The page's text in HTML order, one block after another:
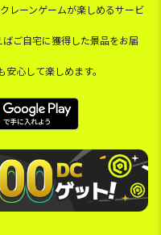
レーンゲームが楽しめるサービ
ご自宅に獲得した景品をお届
心して楽しめます。